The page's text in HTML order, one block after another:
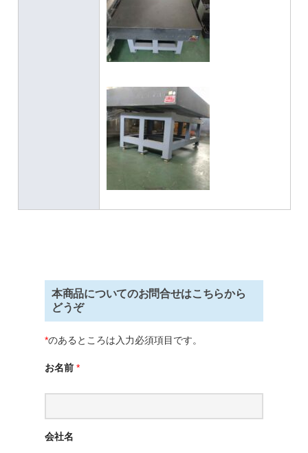
本商品についてのお問合せはこちらから
どうぞ
*のあるところは入力必須項目です。
お名前 *
会社名